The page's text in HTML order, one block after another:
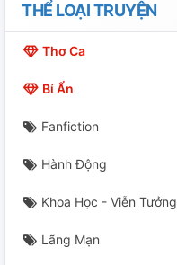
THỂ LOẠI TRUYỆN
Thơ Ca
Bí Ẩn
Fanfiction
Hành Động
Khoa Học - Viễn Tưởng
Lãng Mạn